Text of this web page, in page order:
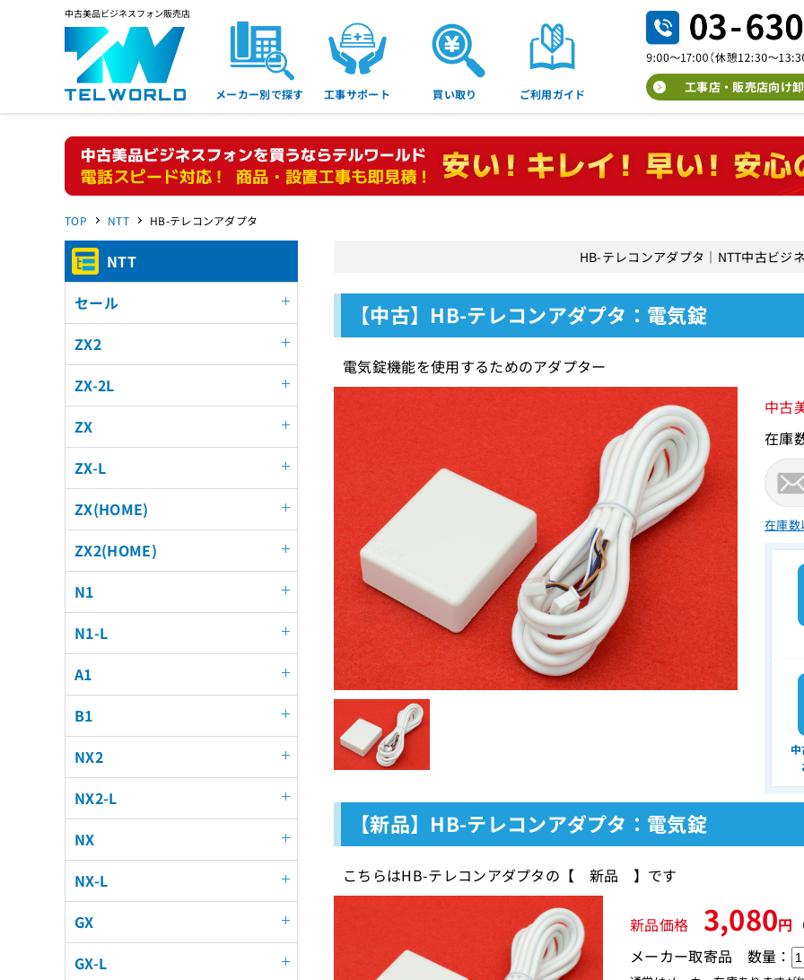
中古美品ビジネスフォン販売店
メーカー別で探す 工事サポート 買い取り ご利用ガイド 工事店・販売店向け
TOP NTT HB-テレコンアダプタ
HB-テレコンアダプタ｜NTT中古ビジ
【中古】HB-テレコンアダプタ：電気錠
電気錠機能を使用するためのアダプター
中古
在庫
在庫数
【新品】HB-テレコンアダプタ：電気錠
こちらはHB-テレコンアダプタの【 新品 】です
新品価格 3,080円
メーカー取寄品 数量：
NTT
セール
ZX2
ZX-2L
ZX
ZX-L
ZX(HOME)
ZX2(HOME)
N1
N1-L
A1
B1
NX2
NX2-L
NX
NX-L
GX
GX-L